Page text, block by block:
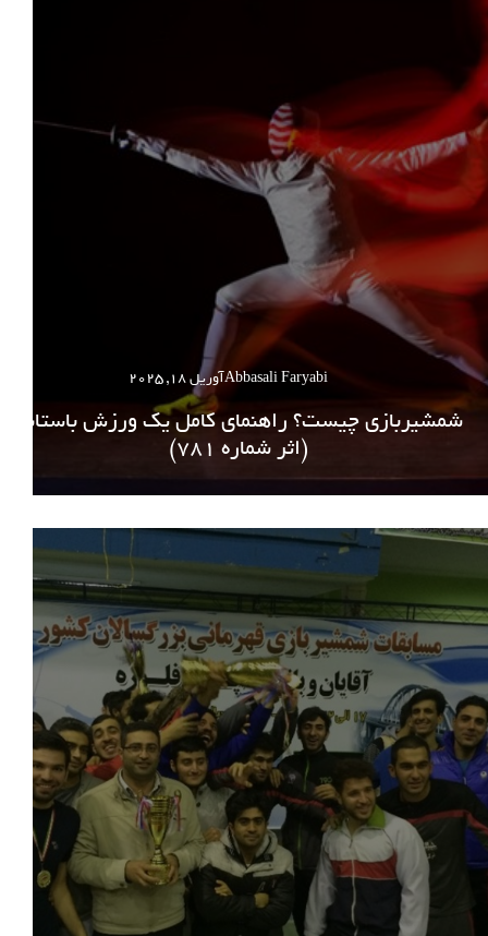
Abbasali Faryabiآوریل 18, 2025
شمشیربازی چیست؟ راهنمای کامل یک ورزش باستانی
(اثر شماره 781)